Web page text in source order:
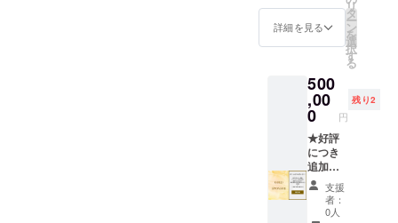
4）、着
色料
（紅
マーマ
レード
・個
数：1個
・重
量：
150g ・
保存方
法：直
射日光
年間 ・
掲載方
法：文
字の
ゴ／バ
ナーの
掲載は
不可 ・
掲載サ
イズ：
5cmほ
どの木
製板を
予定 ・
名板に
支援者
様の法
人名も
お名前
（ニッ
クネー
ム）を
掲載。
また、
一棟貸
切宿泊
権1泊分
をご提
詳細を見る
リ
タ
ー
ン
を
選
択
す
る
500
,00
0 円
残り2
★好評
につき
追加
★【ゴ
ールド
スポン
支援
者：
0人